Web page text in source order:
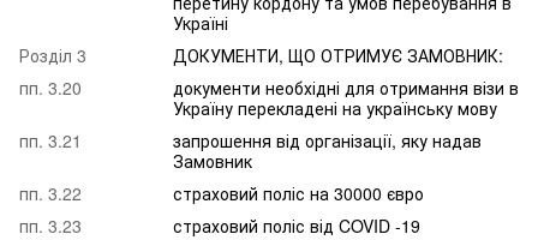
Україні
Розділ 3
ДОКУМЕНТИ, ЩО ОТРИМУЄ ЗАМОВНИК:
пп. 3.20
документи необхідні для отримання візи в
Україну перекладені на українську мову
пп. 3.21
запрошення від організації, яку надав
Замовник
пп. 3.22
страховий поліс на 30000 євро
пп. 3.23
страховий поліс від COVID -19